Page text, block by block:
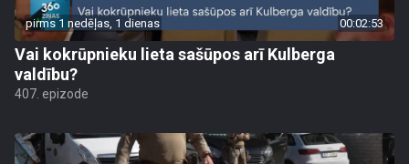
pirms 1 nedēļas, 1 dienas 00:02:53
Vai kokrūpnieku lieta sašūpos arī Kulberga
valdību?
407. epizode